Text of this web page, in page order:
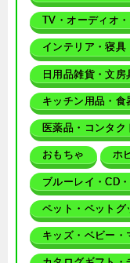
TV・オーディオ
インテリア・寝具
日用品雑貨・文房
キッチン用品・食
医薬品・コンタク
おもちゃ ホ
ブルーレイ・CD
ペット・ペットグ
キッズ・ベビー・